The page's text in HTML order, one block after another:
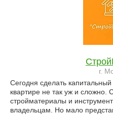
г.
Сегодня сделать
квартире не так уж и сложно.
стройматериалы и
владельцам. Но мало